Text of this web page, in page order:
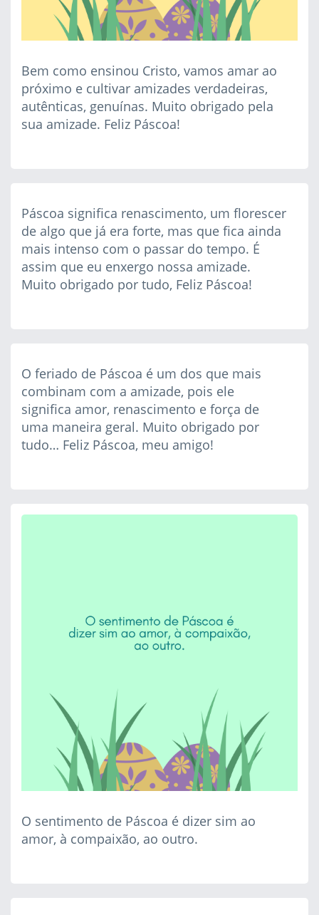
Bem como ensinou Cristo, vamos amar ao
próximo e cultivar amizades verdadeiras,
autênticas, genuínas. Muito obrigado pela
sua amizade. Feliz Páscoa!
Páscoa significa renascimento, um florescer
de algo que já era forte, mas que fica ainda
mais intenso com o passar do tempo. É
assim que eu enxergo nossa amizade.
Muito obrigado por tudo, Feliz Páscoa!
O feriado de Páscoa é um dos que mais
combinam com a amizade, pois ele
significa amor, renascimento e força de
uma maneira geral. Muito obrigado por
tudo… Feliz Páscoa, meu amigo!
O sentimento de Páscoa é dizer sim ao
amor, à compaixão, ao outro.